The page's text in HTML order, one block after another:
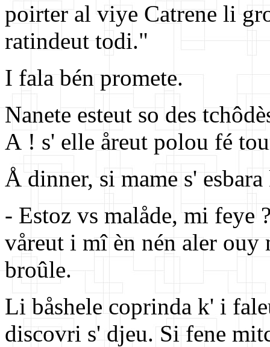
poirter al viye Catrene li
ratindeut todi."
I fala bén promete.
Nanete esteut so des
A ! s' elle åreut polou fé
Å dinner, si mame s'
- Estoz vs malåde, mi feye
våreut i mî èn nén aler ouy
broûle.
Li båshele coprinda k' i
discovri s' djeu. Si fene